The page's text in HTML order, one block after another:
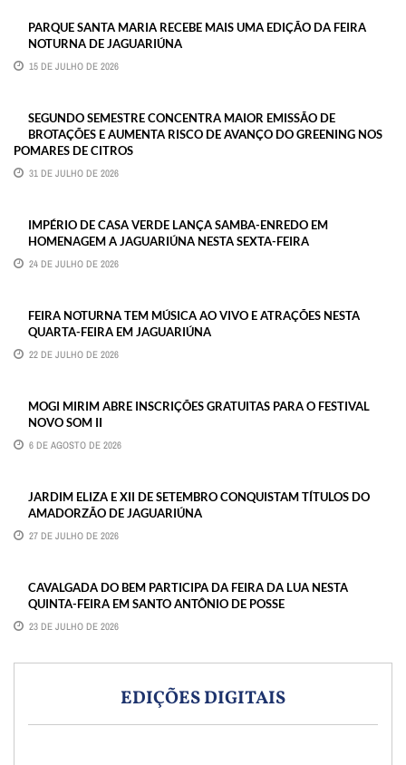
PARQUE SANTA MARIA RECEBE MAIS UMA EDIÇÃO DA FEIRA
NOTURNA DE JAGUARIÚNA
15 DE JULHO DE 2026
SEGUNDO SEMESTRE CONCENTRA MAIOR EMISSÃO DE
BROTAÇÕES E AUMENTA RISCO DE AVANÇO DO GREENING NOS
POMARES DE CITROS
31 DE JULHO DE 2026
IMPÉRIO DE CASA VERDE LANÇA SAMBA-ENREDO EM
HOMENAGEM A JAGUARIÚNA NESTA SEXTA-FEIRA
24 DE JULHO DE 2026
FEIRA NOTURNA TEM MÚSICA AO VIVO E ATRAÇÕES NESTA
QUARTA-FEIRA EM JAGUARIÚNA
22 DE JULHO DE 2026
MOGI MIRIM ABRE INSCRIÇÕES GRATUITAS PARA O FESTIVAL
NOVO SOM II
6 DE AGOSTO DE 2026
JARDIM ELIZA E XII DE SETEMBRO CONQUISTAM TÍTULOS DO
AMADORZÃO DE JAGUARIÚNA
27 DE JULHO DE 2026
CAVALGADA DO BEM PARTICIPA DA FEIRA DA LUA NESTA
QUINTA-FEIRA EM SANTO ANTÔNIO DE POSSE
23 DE JULHO DE 2026
EDIÇÕES DIGITAIS